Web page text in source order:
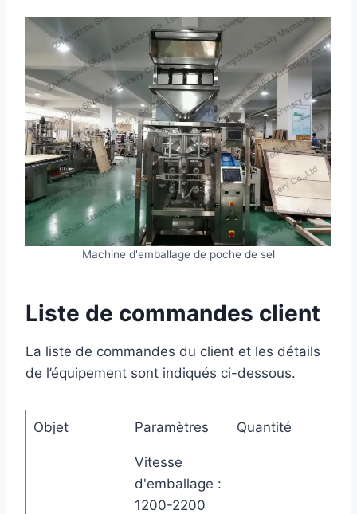
Machine d'emballage de poche de sel
Liste de commandes client
La liste de commandes du client et les détails
de l’équipement sont indiqués ci-dessous.
Objet Paramètres Quantité
Vitesse
d'emballage :
1200-2200